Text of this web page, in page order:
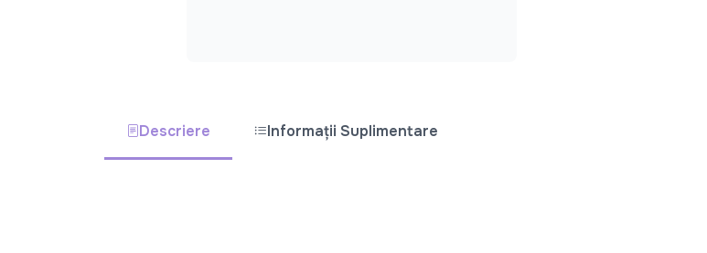
Descriere Informații Suplimentare